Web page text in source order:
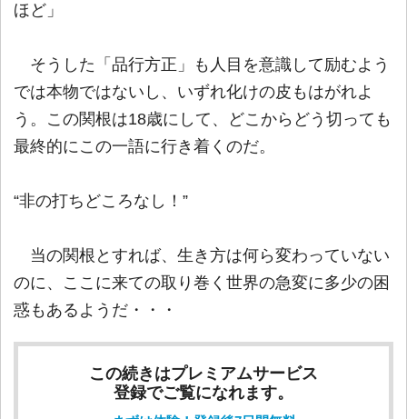
ほど」
そうした「品行方正」も人目を意識して励むよう
では本物ではないし、いずれ化けの皮もはがれよ
う。この関根は18歳にして、どこからどう切っても
最終的にこの一語に行き着くのだ。
“非の打ちどころなし！”
当の関根とすれば、生き方は何ら変わっていない
のに、ここに来ての取り巻く世界の急変に多少の困
惑もあるようだ・・・
この続きはプレミアムサービス
登録でご覧になれます。